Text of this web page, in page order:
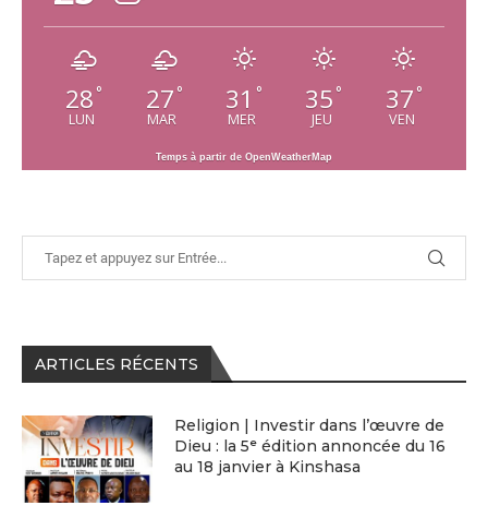
28 °
LUN
27 °
MAR
31 °
MER
35 °
JEU
37 °
VEN
Temps à partir de OpenWeatherMap
ARTICLES RÉCENTS
Religion | Investir dans l’œuvre de
Dieu : la 5ᵉ édition annoncée du 16
au 18 janvier à Kinshasa